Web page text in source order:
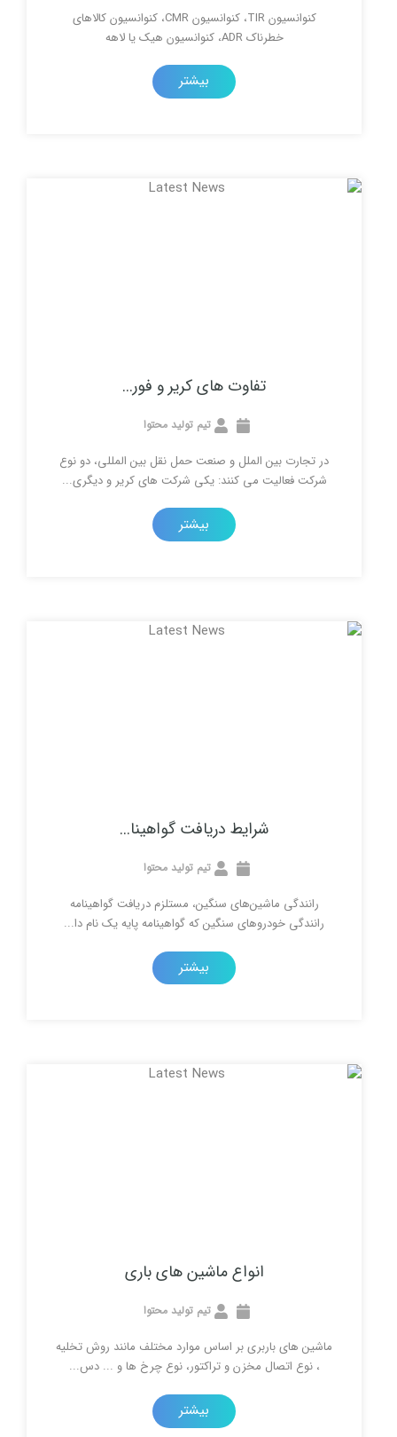
کنوانسیون TIR، کنوانسیون CMR، کنوانسیون کالاهای
تفاوت های کریر و فور...
تیم تولید محتوا
بین الملل و صنعت حمل نقل بین المللی، دو نوع
می کنند: یکی شرکت های کریر و دیگری...
شرایط دریافت گواهینا...
تیم تولید محتوا
ماشین‌های سنگین، مستلزم دریافت گواهینامه‌
خودروهای سنگین که گواهینامه پایه یک نام دا...
انواع ماشین های باری
تیم تولید محتوا
باربری بر اساس موارد مختلف مانند روش تخلیه
اتصال مخزن و تراکتور، نوع چرخ ها و ... دس...